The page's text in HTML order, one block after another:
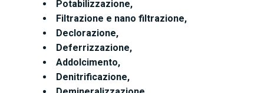
Potabilizzazione,
Filtrazione e nano filtrazione,
Declorazione,
Deferrizzazione,
Addolcimento,
Denitrificazione,